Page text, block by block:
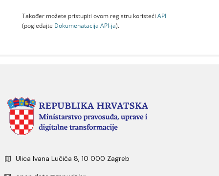
Također možete pristupiti ovom registru koristeći API
(pogledajte Dokumenаtаcijа API-jа).